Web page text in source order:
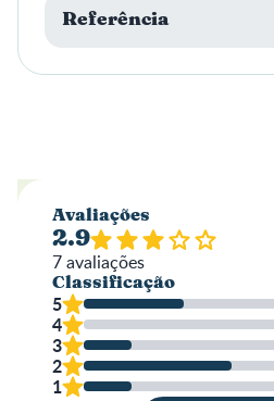
Referência
Avaliações
2.9
7avaliações
Classificação
5
4
3
2
1